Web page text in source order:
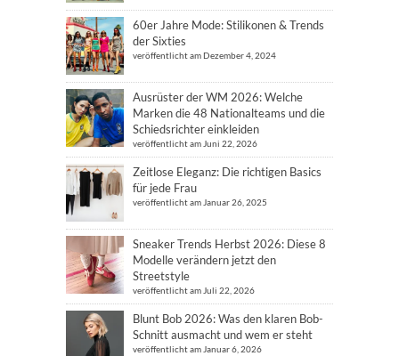
60er Jahre Mode: Stilikonen & Trends
der Sixties
veröffentlicht am Dezember 4, 2024
Ausrüster der WM 2026: Welche
Marken die 48 Nationalteams und die
Schiedsrichter einkleiden
veröffentlicht am Juni 22, 2026
Zeitlose Eleganz: Die richtigen Basics
für jede Frau
veröffentlicht am Januar 26, 2025
Sneaker Trends Herbst 2026: Diese 8
Modelle verändern jetzt den
Streetstyle
veröffentlicht am Juli 22, 2026
Blunt Bob 2026: Was den klaren Bob-
Schnitt ausmacht und wem er steht
veröffentlicht am Januar 6, 2026